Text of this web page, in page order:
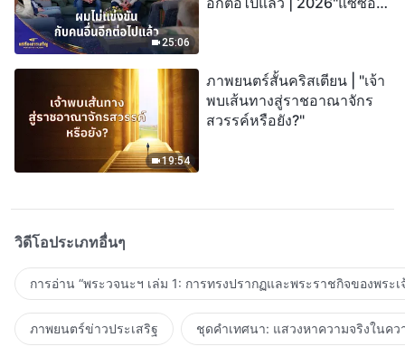
25:06
19:54
ภาพยนตร์สั้นคริสเตียน | "เจ้า
พบเส้นทางสู่ราชอาณาจักร
สวรรค์หรือยัง?"
วิดีโอประเภทอื่นๆ
การอ่าน “พระวจนะฯ เล่ม 1: การทรงปรากฏและพระราชกิจของพระเ
ภาพยนตร์ข่าวประเสริฐ ชุดคำเทศนา: แสวงหาความจริงในคว